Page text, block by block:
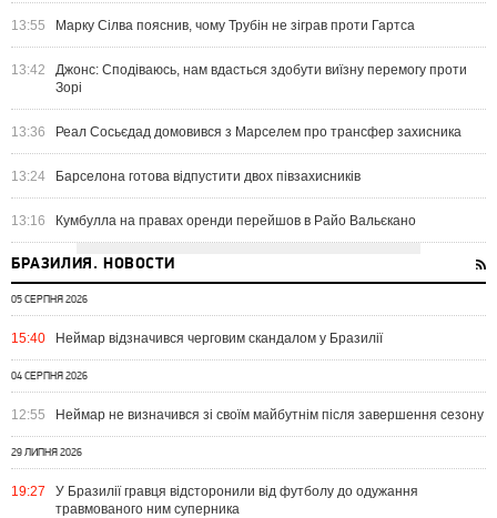
13:55 Марку Сілва пояснив, чому Трубін не зіграв проти Гартса
13:42
Джонс: Сподіваюсь, нам вдасться здобути виїзну перемогу проти
Зорі
13:36 Реал Сосьєдад домовився з Марселем про трансфер захисника
13:24 Барселона готова відпустити двох півзахисників
13:16 Кумбулла на правах оренди перейшов в Райо Вальєкано
БРАЗИЛИЯ. НОВОСТИ
05 СЕРПНЯ 2026
15:40 Неймар відзначився черговим скандалом у Бразилії
04 СЕРПНЯ 2026
12:55 Неймар не визначився зі своїм майбутнім після завершення сезону
29 ЛИПНЯ 2026
19:27
У Бразилії гравця відсторонили від футболу до одужання
травмованого ним суперника